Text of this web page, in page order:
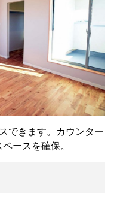
できます。カウンター
ースを確保。